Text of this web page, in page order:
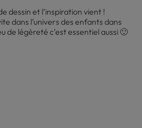
dessin et l’inspiration vient !
dans l’univers des enfants dans
de légèreté c’est essentiel aussi 🙂